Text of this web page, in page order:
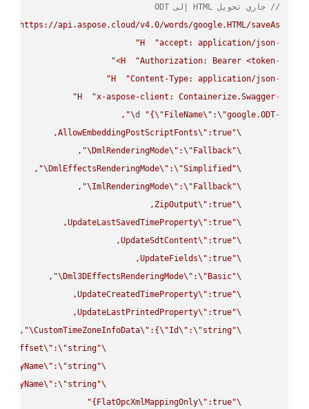
// جاري تحويل HTML إلى ODT
"https://api.aspose.cloud/v4.0/words/google.HTML/saveAs"
-
H
"accept: application/json"
-
H
"Authorization: Bearer <token>"
-
H
"Content-Type: application/json"
-
H
"x-aspose-client: Containerize.Swagger"
-
d "{\" FileName\" :\"google.ODT
\"
\"
AllowEmbeddingPostScriptFonts\"
\"
DmlRenderingMode\" :\" Fallback
\"
\"
DmlEffectsRenderingMode\" :\"Simplified
\"
\"
ImlRenderingMode\" :\" Fallback
\"
\"
ZipOutput\"
\"
UpdateLastSavedTimeProperty\"
\"
UpdateSdtContent\"
\"
UpdateFields\"
\"
Dml3DEffectsRenderingMode\" :\" Basic
\"
\"
UpdateCreatedTimeProperty\"
\"
UpdateLastPrintedProperty\"
\"
CustomTimeZoneInfoData\" :{\"Id\" :\"string
\"
\"
\" :\"string
\"
\" :\"string
\"
\" :\"string
\"
FlatOpcXmlMappingOnly\" :true}"